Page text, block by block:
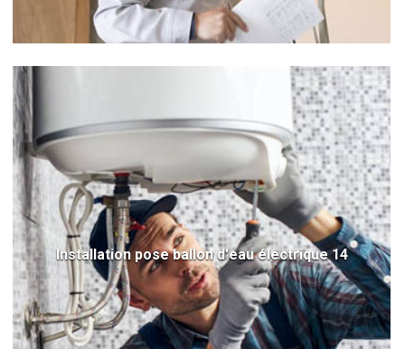
Installation pose ballon d'eau électrique 14